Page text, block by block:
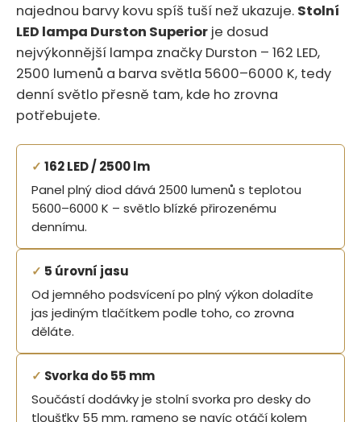
najednou barvy kovu spíš tuší než ukazuje. Stolní
LED lampa Durston Superior je dosud
nejvýkonnější lampa značky Durston – 162 LED,
2500 lumenů a barva světla 5600–6000 K, tedy
denní světlo přesně tam, kde ho zrovna
potřebujete.
✓ 162 LED / 2500 lm
Panel plný diod dává 2500 lumenů s teplotou
5600–6000 K – světlo blízké přirozenému
dennímu.
✓ 5 úrovní jasu
Od jemného podsvícení po plný výkon doladíte
jas jediným tlačítkem podle toho, co zrovna
děláte.
✓ Svorka do 55 mm
Součástí dodávky je stolní svorka pro desky do
tloušťky 55 mm, rameno se navíc otáčí kolem